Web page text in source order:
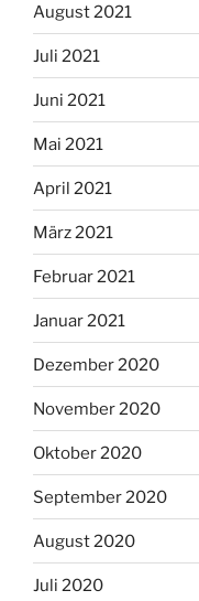
August 2021
Juli 2021
Juni 2021
Mai 2021
April 2021
März 2021
Februar 2021
Januar 2021
Dezember 2020
November 2020
Oktober 2020
September 2020
August 2020
Juli 2020